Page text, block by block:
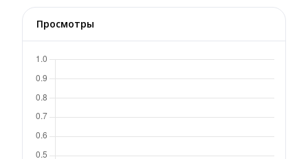
Просмотры